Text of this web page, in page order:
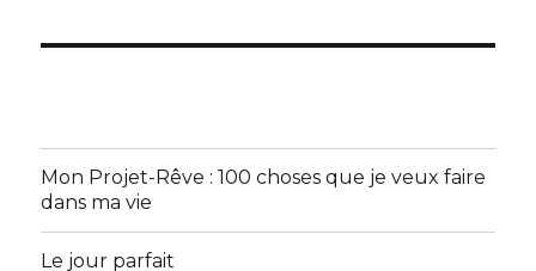
Mon Projet-Rêve : 100 choses que je veux faire
dans ma vie
Le jour parfait